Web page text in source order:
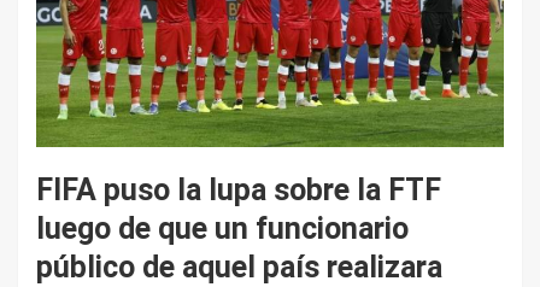
FIFA puso la lupa sobre la FTF
luego de que un funcionario
público de aquel país realizara